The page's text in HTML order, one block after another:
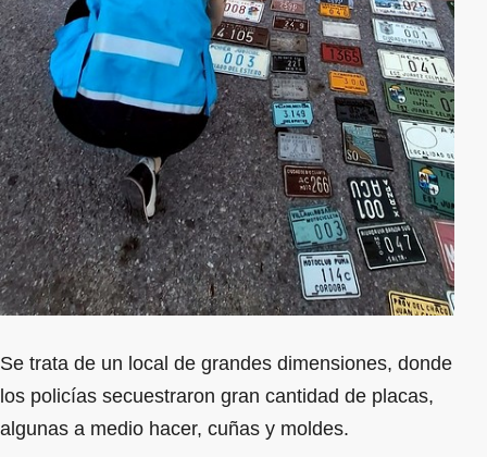
Se trata de un local de grandes dimensiones, donde
los policías secuestraron gran cantidad de placas,
algunas a medio hacer, cuñas y moldes.